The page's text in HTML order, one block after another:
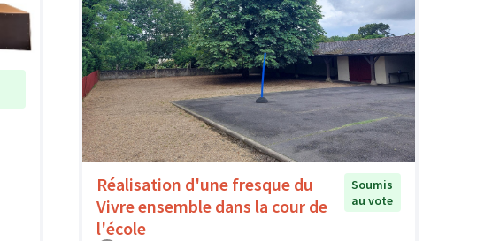
Réalisation d'une fresque du
Vivre ensemble dans la cour de
l'école
Soumis
au vote